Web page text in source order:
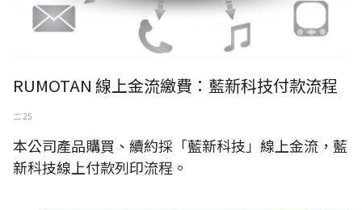
RUMOTAN 線上金流繳費：藍新科技付款流程
二 25
本公司產品購買、續約採「藍新科技」線上金流，藍
新科技線上付款列印流程。